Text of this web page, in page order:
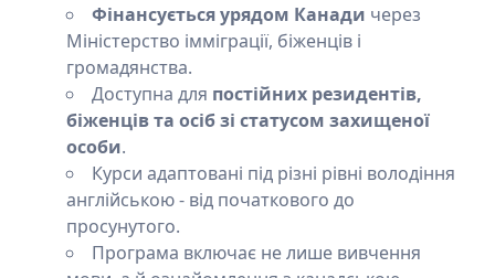
Фінансується урядом Канади через
Міністерство імміграції, біженців і
громадянства.
Доступна для постійних резидентів,
біженців та осіб зі статусом захищеної
особи.
Курси адаптовані під різні рівні володіння
англійською - від початкового до
просунутого.
Програма включає не лише вивчення